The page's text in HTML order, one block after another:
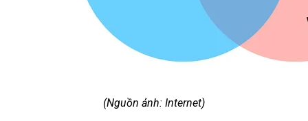
(Nguồn ảnh: Internet)